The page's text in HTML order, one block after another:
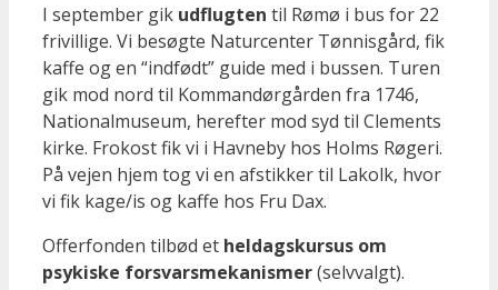
I september gik udflugten til Rømø i bus for 22
frivillige. Vi besøgte Naturcenter Tønnisgård, fik
kaffe og en “indfødt” guide med i bussen. Turen
gik mod nord til Kommandørgården fra 1746,
Nationalmuseum, herefter mod syd til Clements
kirke. Frokost fik vi i Havneby hos Holms Røgeri.
På vejen hjem tog vi en afstikker til Lakolk, hvor
vi fik kage/is og kaffe hos Fru Dax.
Offerfonden tilbød et heldagskursus om
psykiske forsvarsmekanismer(selvvalgt).